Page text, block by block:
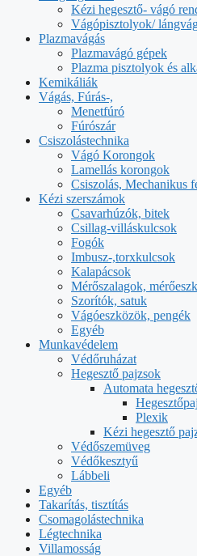
Kézi hegesztő- vágó
Vágópisztolyok/
Plazmavágás
Plazmavágó gépek
Plazma pisztolyok és
Kemikáliák
Vágás, Fúrás-,
Menetfúró
Fúrószár
Csiszolástechnika
Vágó Korongok
Lamellás korongok
Csiszolás, Mechanikus
Kézi szerszámok
Csavarhúzók, bitek
Csillag-villáskulcsok
Fogók
Imbusz-,torxkulcsok
Kalapácsok
Mérőszalagok,
Szorítók, satuk
Vágóeszközök, pengék
Egyéb
Munkavédelem
Védőruházat
Hegesztő pajzsok
Automata
Plexik
Kézi hegesztő
Védőszemüveg
Védőkesztyű
Lábbeli
Egyéb
Takarítás, tisztítás
Csomagolástechnika
Légtechnika
Villamosság